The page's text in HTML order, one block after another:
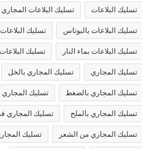
تسليك البلاعات تسليك البلاعات المجاري
تسليك البلاعات بالبوتاس تسليك
تسليك البلاعات بماء النار تسليك
تسليك المجاري تسليك المجاري بالخل
تسليك المجاري بالضغط تسليك المجاري
تسليك المجاري بالملح تسليك المجاري
تسليك المجاري من الشعر تسليك